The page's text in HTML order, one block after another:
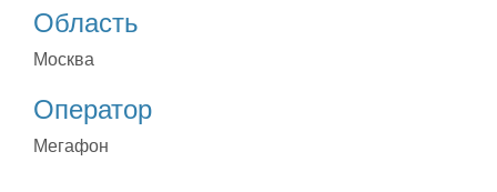
Область
Москва
Оператор
Мегафон